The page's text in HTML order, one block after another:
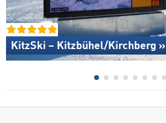
KitzSki – Kitzbühel/​Kirchberg »